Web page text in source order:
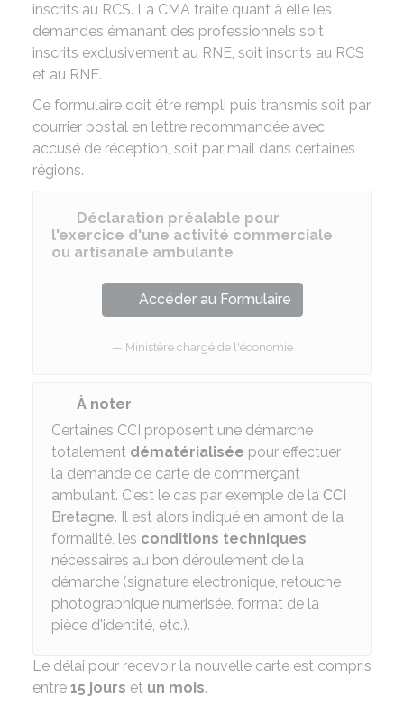
inscrits au RCS. La CMA traite quant à elle les
demandes émanant des professionnels soit
inscrits exclusivement au RNE, soit inscrits au RCS
et au RNE.
Ce formulaire doit être rempli puis transmis soit par
courrier postal en lettre recommandée avec
accusé de réception, soit par mail dans certaines
régions.
Déclaration préalable pour
l'exercice d'une activité commerciale
ou artisanale ambulante
Accéder au Formulaire
Ministère chargé de l'économie
À noter
Certaines CCI proposent une démarche
totalement dématérialisée pour effectuer
la demande de carte de commerçant
ambulant. C'est le cas par exemple de la CCI
Bretagne. Il est alors indiqué en amont de la
formalité, les conditions techniques
nécessaires au bon déroulement de la
démarche (signature électronique, retouche
photographique numérisée, format de la
pièce d'identité, etc.).
Le délai pour recevoir la nouvelle carte est compris
entre 15 jours et un mois.